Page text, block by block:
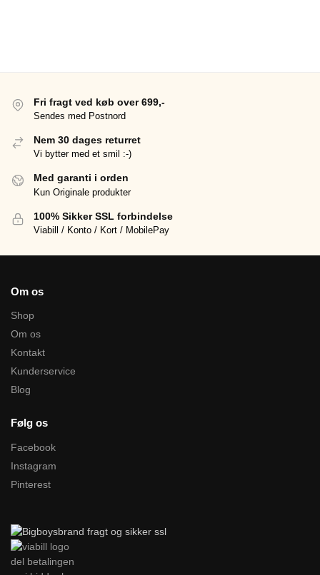
Fri fragt ved køb over 699,-
Sendes med Postnord
Nem 30 dages returret
Vi bytter med et smil :-)
Med garanti i orden
Kun Originale produkter
100% Sikker SSL forbindelse
Viabill / Konto / Kort / MobilePay
Om os
Shop
Om os
Kontakt
Kunderservice
Blog
Følg os
Facebook
Instagram
Pinterest